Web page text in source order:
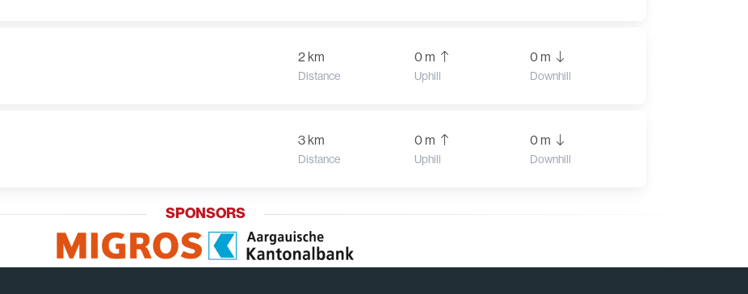
2 km
Distance
0 m
Uphill
0 m
Downhill
3 km
Distance
0 m
Uphill
0 m
Downhill
SPONSORS